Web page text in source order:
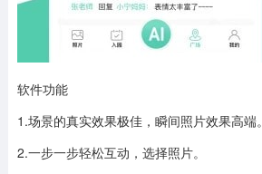
软件功能
1.场景的真实效果极佳，瞬间照片效果高端。
2.一步一步轻松互动，选择照片。